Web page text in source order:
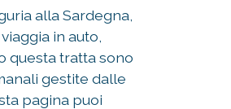
alla Sardegna,
in auto,
questa tratta sono
gestite dalle
pagina puoi